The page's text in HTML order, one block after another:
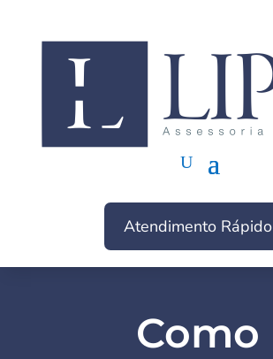
Atendimento Rápido
Como